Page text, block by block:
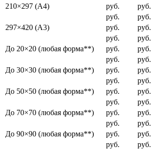
210×297 (A4)
руб. руб.
руб.
руб.
297×420 (A3)
руб. руб.
руб.
руб.
До 20×20 (любая форма**)
руб. руб.
руб.
руб.
До 30×30 (любая форма**)
руб. руб.
руб.
руб.
До 50×50 (любая форма**)
руб. руб.
руб.
руб.
До 70×70 (любая форма**)
руб. руб.
руб.
руб.
До 90×90 (любая форма**)
руб. руб.
руб.
руб.